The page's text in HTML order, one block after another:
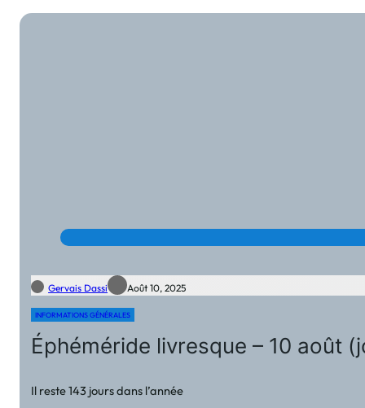
Gervais Dassi Août 10, 2025
INFORMATIONS GÉNÉRALES
Éphéméride livresque – 10 août
Il reste 143 jours dans l’année